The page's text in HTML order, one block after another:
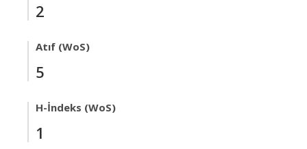
2
Atıf (WoS)
5
H-İndeks (WoS)
1